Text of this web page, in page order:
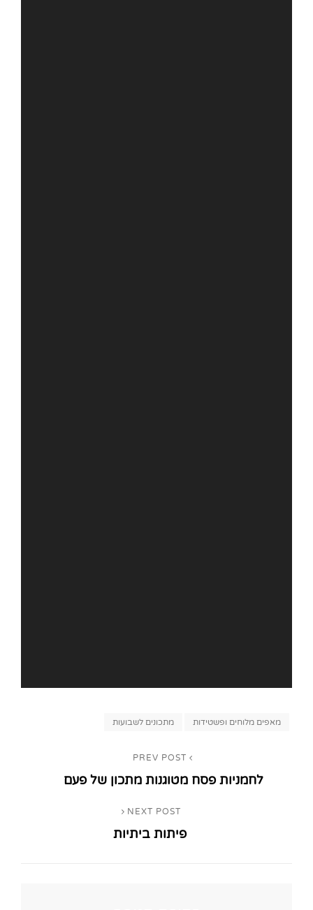
Categories
מאפים מלוחים ופשטידות מתכונים לשבועות
PREV POST
לחמניות פסח מטוגנות מתכון של פעם
NEXT POST
פיתות ביתיות